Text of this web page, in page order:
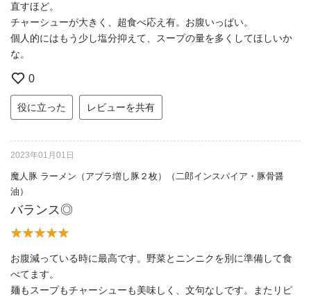
直すほど。
チャーシューが大きく、超食べ応え有。お腹いっぱい。
個人的にはもう少し塩分抑えて、スープの量を多くしてほしいか
な。
0
役に立った レビューを共有
2023年01月01日
魔人豚 ラーメン（アブラ増し豚２枚）（二郎インスパイア・豚骨醤
油）
バランス◎
お腹減っている時に最高です。野菜とニンニクを別に準備して食
べてます。
麺もスープもチャーシューも美味しく、文句なしです。またリピ